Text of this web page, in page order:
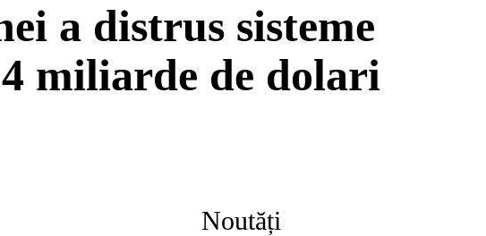
a distrus sisteme
miliarde de dolari
Noutăți